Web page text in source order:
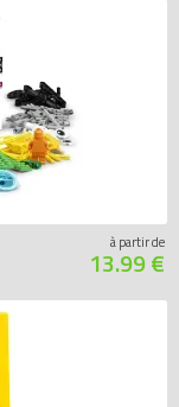
à partir de
13.99 €